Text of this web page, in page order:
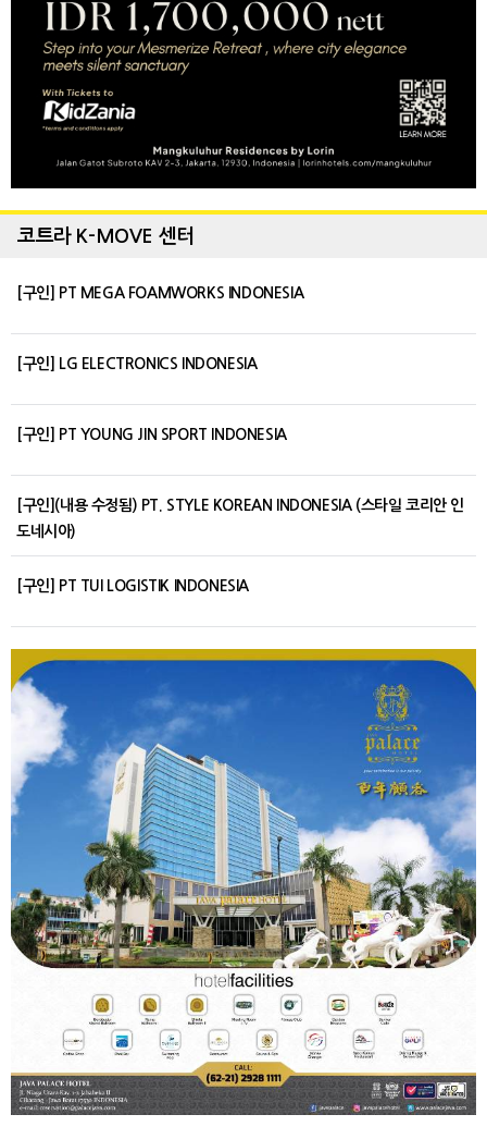
코트라 K-MOVE 센터
[구인] PT MEGA FOAMWORKS INDONESIA
[구인] LG ELECTRONICS INDONESIA
[구인] PT YOUNG JIN SPORT INDONESIA
[구인](내용 수정됨) PT. STYLE KOREAN INDONESIA (스타일 코리안 인
도네시아)
[구인] PT TUI LOGISTIK INDONESIA